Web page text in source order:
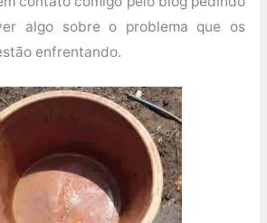
algo sobre o problema que os
enfrentando.